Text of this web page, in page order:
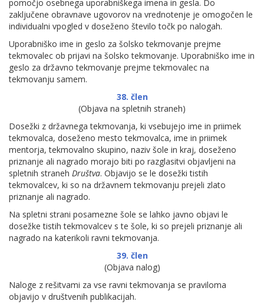
pomočjo osebnega uporabniškega imena in gesla. Do
zaključene obravnave ugovorov na vrednotenje je omogočen le
individualni vpogled v doseženo število točk po nalogah.
Uporabniško ime in geslo za šolsko tekmovanje prejme
tekmovalec ob prijavi na šolsko tekmovanje. Uporabniško ime in
geslo za državno tekmovanje prejme tekmovalec na
tekmovanju samem.
38. člen
(Objava na spletnih straneh)
Dosežki z državnega tekmovanja, ki vsebujejo ime in priimek
tekmovalca, doseženo mesto tekmovalca, ime in priimek
mentorja, tekmovalno skupino, naziv šole in kraj, doseženo
priznanje ali nagrado morajo biti po razglasitvi objavljeni na
spletnih straneh Društva. Objavijo se le dosežki tistih
tekmovalcev, ki so na državnem tekmovanju prejeli zlato
priznanje ali nagrado.
Na spletni strani posamezne šole se lahko javno objavi le
dosežke tistih tekmovalcev s te šole, ki so prejeli priznanje ali
nagrado na katerikoli ravni tekmovanja.
39. člen
(Objava nalog)
Naloge z rešitvami za vse ravni tekmovanja se praviloma
objavijo v društvenih publikacijah.